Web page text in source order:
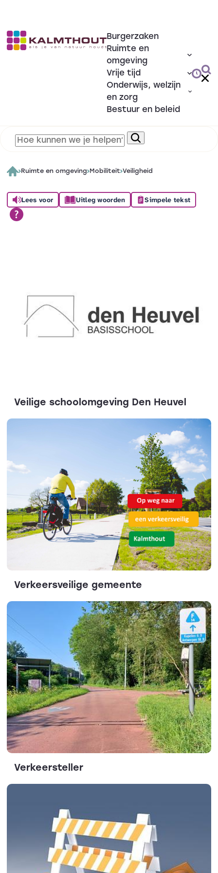
Burgerzaken
Ruimte en
omgeving
Vrije tijd
Onderwijs, welzijn
en zorg
Bestuur en beleid
Ruimte en omgeving Mobiliteit Veiligheid
Lees voor Uitleg woorden Simpele tekst
Veilige schoolomgeving Den Heuvel
Verkeersveilige gemeente
Verkeersteller